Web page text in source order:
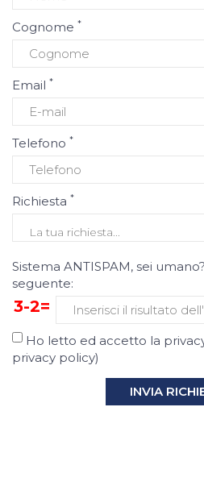
Cognome *
Email *
Telefono *
Richiesta *
Sistema ANTISPAM, sei
seguente:
3-2=
Ho letto ed accetto la
privacy policy)
INVIA